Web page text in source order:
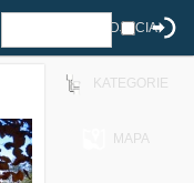
ZDJĘCIA
KATEGORIE
MAPA